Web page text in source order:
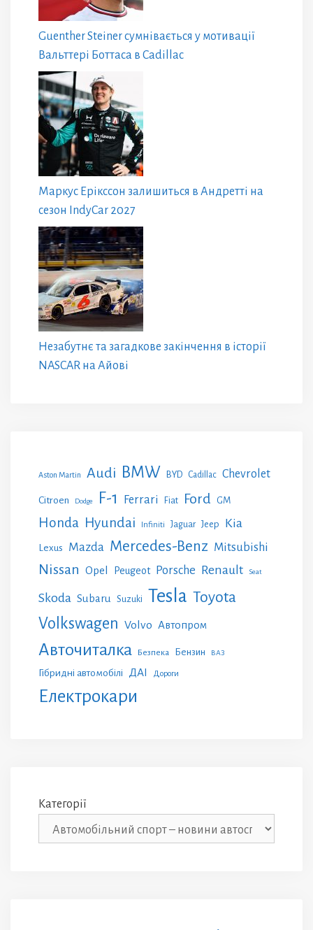
Guenther Steiner сумнівається у мотивації
Вальттері Боттаса в Cadillac
Маркус Ерікссон залишиться в Андретті на
сезон IndyCar 2027
Незабутнє та загадкове закінчення в історії
NASCAR на Айові
Aston Martin Audi BMW BYD Cadillac Chevrolet
Citroen Dodge F-1 Ferrari Fiat Ford GM
Honda Hyundai Infiniti Jaguar Jeep Kia
Lexus Mazda Mercedes-Benz Mitsubishi
Nissan Opel Peugeot Porsche Renault Seat
Skoda Subaru Suzuki Tesla Toyota
Volkswagen Volvo Автопром
Авточиталка Безпека Бензин ВАЗ
Гібридні автомобілі ДАІ Дороги
Електрокари
Категорії